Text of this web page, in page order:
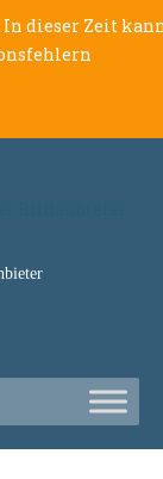
In dieser Zeit